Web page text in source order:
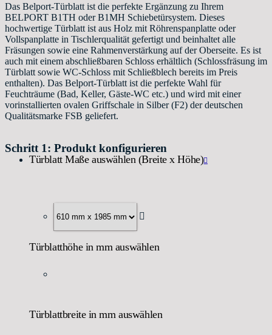
Das Belport-Türblatt ist die perfekte Ergänzung zu Ihrem
BELPORT B1TH oder B1MH Schiebetürsystem. Dieses
hochwertige Türblatt ist aus Holz mit Röhrenspanplatte oder
Vollspanplatte in Tischlerqualität gefertigt und beinhaltet alle
Fräsungen sowie eine Rahmenverstärkung auf der Oberseite. Es ist
auch mit einem abschließbaren Schloss erhältlich (Schlossfräsung im
Türblatt sowie WC-Schloss mit Schließblech bereits im Preis
enthalten). Das Belport-Türblatt ist die perfekte Wahl für
Feuchträume (Bad, Keller, Gäste-WC etc.) und wird mit einer
vorinstallierten ovalen Griffschale in Silber (F2) der deutschen
Qualitätsmarke FSB geliefert.
Schritt 1: Produkt konfigurieren
Türblatt Maße auswählen (Breite x Höhe)
Türblatthöhe in mm auswählen
Türblattbreite in mm auswählen